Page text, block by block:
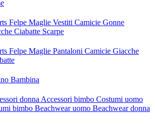
Felpe Maglie Vestiti Camicie Gonne
Ciabatte Scarpe
Felpe Maglie Pantaloni Camicie Giacche
Bambina
donna Accessori bimbo Costumi uomo
bimbo Beachwear uomo Beachwear donna